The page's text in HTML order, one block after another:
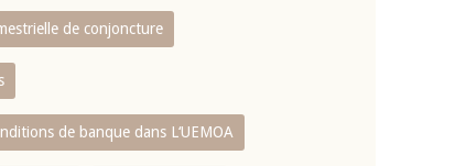
de conjoncture
de banque dans L‘UEMOA